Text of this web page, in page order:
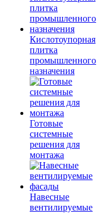
Кислотоупорная
плитка
промышленного
назначения
Готовые
системные
решения для
монтажа
Навесные
вентилируемые